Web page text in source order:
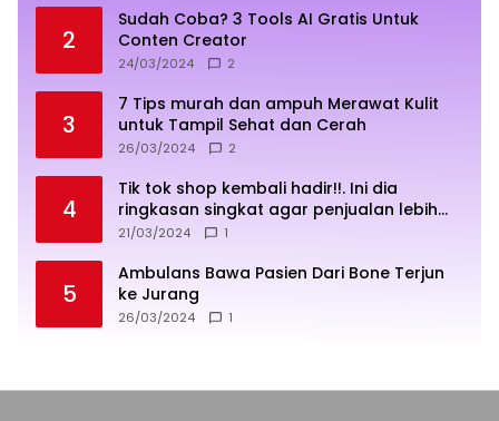
2
Sudah Coba? 3 Tools AI Gratis Untuk
Conten Creator
24/03/2024 2
3
7 Tips murah dan ampuh Merawat Kulit
untuk Tampil Sehat dan Cerah
26/03/2024 2
4
Tik tok shop kembali hadir!!. Ini dia
ringkasan singkat agar penjualan lebih
sukses
21/03/2024 1
5
Ambulans Bawa Pasien Dari Bone Terjun
ke Jurang
26/03/2024 1